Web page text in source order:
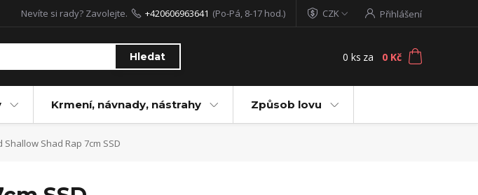
CZK Přihlášení
Hledat
Nevíte si rady? Zavolejte. +420606963641 (Po-Pá, 8-17 hod.)
0 ks za 0 Kč
Krmení, návnady, nástrahy Způsob lovu
Shallow Shad Rap 7cm SSD